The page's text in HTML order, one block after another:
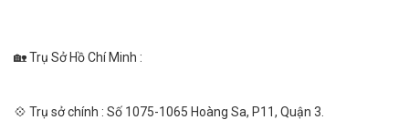
🏡 Trụ Sở Hồ Chí Minh :
💠 Trụ sở chính : Số 1075-1065 Hoàng Sa, P11, Quận 3.